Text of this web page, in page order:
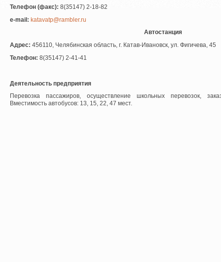
Телефон (факс): 8(35147) 2-18-82
e-mail: katavatp@rambler.ru
Автостанция
Адрес: 456110, Челябинская область, г. Катав-Ивановск, ул. Фигичева, 45
Телефон: 8(35147) 2-41-41
Деятельность предприятия
Перевозка пассажиров, осуществление школьных перевозок,
Вместимость автобусов: 13, 15, 22, 47 мест.